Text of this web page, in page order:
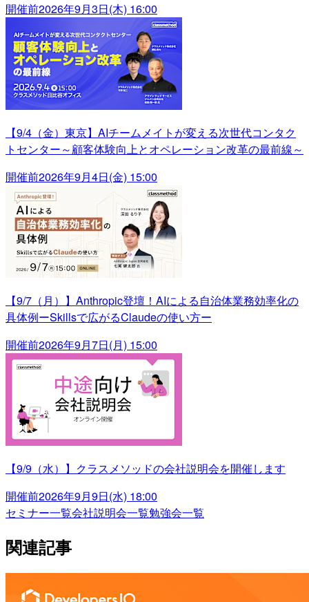
開催前2026年9月3日(木) 16:00
【9/4（金）東京】AIチームメイトが変える次世代コンタク
トセンター～顧客体験向上とオペレーション改革の最前線～
開催前2026年9月4日(金) 15:00
【9/7（月）】Anthropic登壇！AIによる自治体業務効率化の
具体例ーSkillsで広がるClaudeの使い方ー
開催前2026年9月7日(月) 15:00
【9/9（水）】クラスメソッドの会社説明会を開催します
開催前2026年9月9日(水) 18:00
セミナー一覧会社説明会一覧勉強会一覧
関連記事